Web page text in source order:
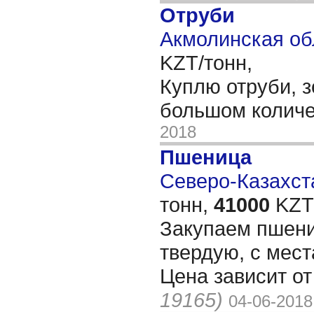
Отруби
Акмолинская
KZT/тонн,
Куплю отруби,
большом
2018
Пшеница
Северо-
тонн, 41000
Закупаем
твердую, с
Цена зависит
19165) 04-06-2018